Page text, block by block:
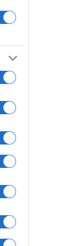
I nostri cari
Giovannimaria